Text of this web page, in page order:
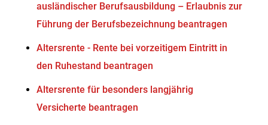
ausländischer Berufsausbildung – Erlaubnis zur
Führung der Berufsbezeichnung beantragen
Altersrente - Rente bei vorzeitigem Eintritt in
den Ruhestand beantragen
Altersrente für besonders langjährig
Versicherte beantragen